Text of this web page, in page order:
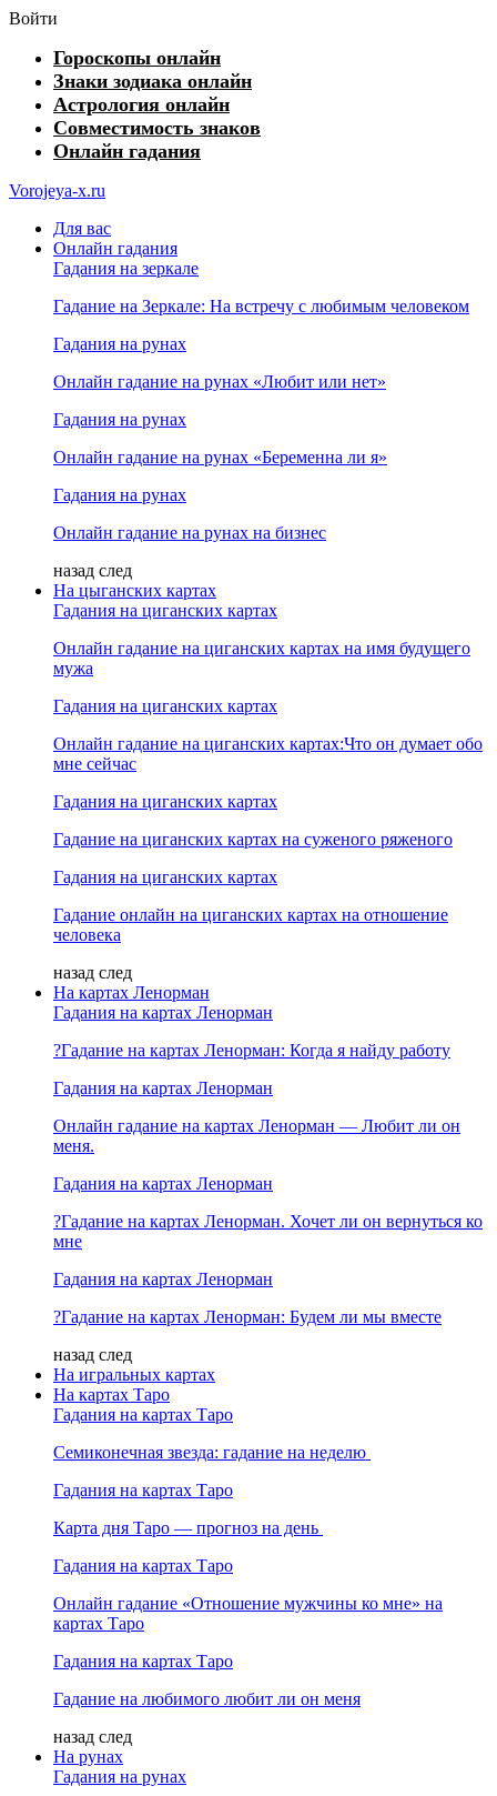
Войти
Гороскопы онлайн
Знаки зодиака онлайн
Астрология онлайн
Совместимость знаков
Онлайн гадания
Vorojeya-x.ru
Для вас
Онлайн гадания
Гадания на зеркале
Гадание на Зеркале: На встречу с любимым человеком
Гадания на рунах
Онлайн гадание на рунах «Любит или нет»
Гадания на рунах
Онлайн гадание на рунах «Беременна ли я»
Гадания на рунах
Онлайн гадание на рунах на бизнес
назад след
На цыганских картах
Гадания на циганских картах
Онлайн гадание на циганских картах на имя будущего
мужа
Гадания на циганских картах
Онлайн гадание на циганских картах:Что он думает обо
мне сейчас
Гадания на циганских картах
Гадание на циганских картах на суженого ряженого
Гадания на циганских картах
Гадание онлайн на циганских картах на отношение
человека
назад след
На картах Ленорман
Гадания на картах Ленорман
?Гадание на картах Ленорман: Когда я найду работу
Гадания на картах Ленорман
Онлайн гадание на картах Ленорман — Любит ли он
меня.
Гадания на картах Ленорман
?Гадание на картах Ленорман. Хочет ли он вернуться ко
мне
Гадания на картах Ленорман
?Гадание на картах Ленорман: Будем ли мы вместе
назад след
На игральных картах
На картах Таро
Гадания на картах Таро
Семиконечная звезда: гадание на неделю
Гадания на картах Таро
Карта дня Таро — прогноз на день
Гадания на картах Таро
Онлайн гадание «Отношение мужчины ко мне» на
картах Таро
Гадания на картах Таро
Гадание на любимого любит ли он меня
назад след
На рунах
Гадания на рунах